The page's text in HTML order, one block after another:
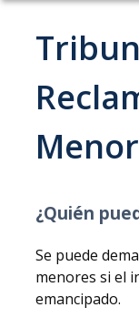
Home
Tips and
Evictions
Security Deposits
Terminating a
Small Claims Court
¿Quién
Se puede
menores si el
emancipado.